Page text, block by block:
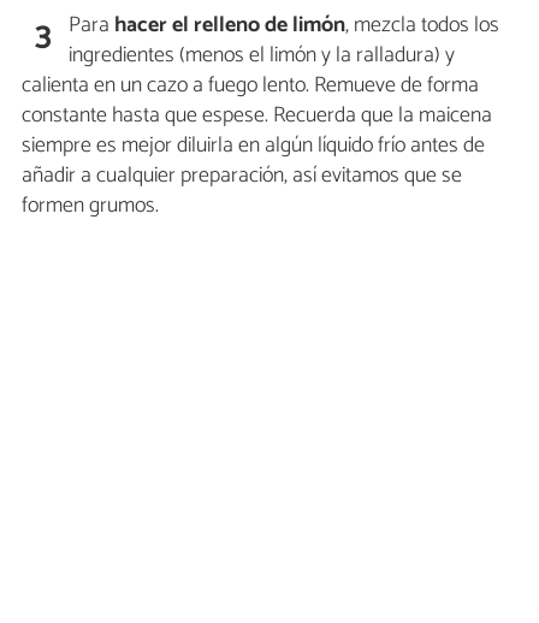
3 Para hacer el relleno de limón, mezcla todos los
ingredientes (menos el limón y la ralladura) y
calienta en un cazo a fuego lento. Remueve de forma
constante hasta que espese. Recuerda que la maicena
siempre es mejor diluirla en algún líquido frío antes de
añadir a cualquier preparación, así evitamos que se
formen grumos.